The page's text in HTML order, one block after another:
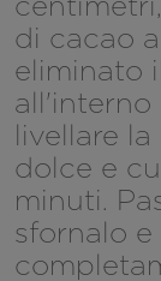
di cacao
eliminato
livellare
dolce e
minuti.
sfornalo